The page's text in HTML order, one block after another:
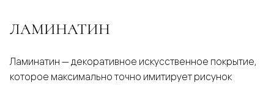
ЛАМИНАТИН
Ламинатин — декоративное искусственное покрытие,
которое максимально точно имитирует рисунок